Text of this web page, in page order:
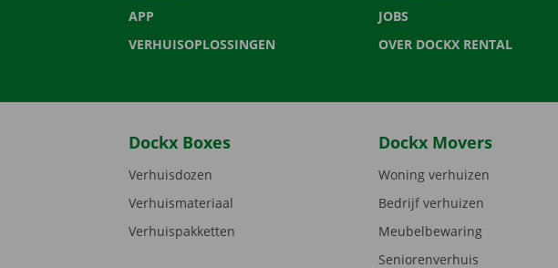
APP
VERHUISOPLOSSINGEN
JOBS
OVER DOCKX RENTAL
Dockx Boxes
Verhuisdozen
Verhuismateriaal
Verhuispakketten
Dockx Movers
Woning verhuizen
Bedrijf verhuizen
Meubelbewaring
Seniorenverhuis